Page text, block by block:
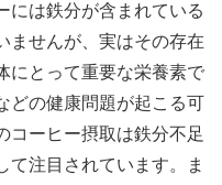
には鉄分が含まれている
ませんが、実はその存在
にとって重要な栄養素で
どの健康問題が起こる可
コーヒー摂取は鉄分不足
て注目されています。ま